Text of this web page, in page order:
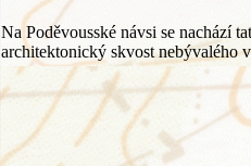
Na Poděvousské návsi se nachází
architektonický skvost nebývalého